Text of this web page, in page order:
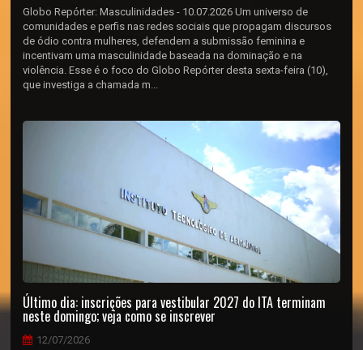
Globo Repórter: Masculinidades - 10.07.2026 Um universo de
comunidades e perfis nas redes sociais que propagam discursos
de ódio contra mulheres, defendem a submissão feminina e
incentivam uma masculinidade baseada na dominação e na
violência. Esse é o foco do Globo Repórter desta sexta-feira (10),
que investiga a chamada m...
Último dia: inscrições para vestibular 2027 do ITA terminam
neste domingo; veja como se inscrever
12/07/2026